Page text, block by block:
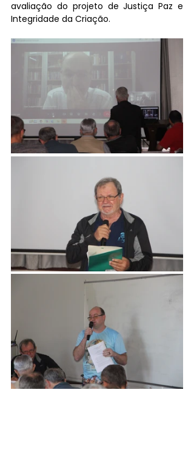
avaliação do projeto de Justiça Paz e
Integridade da Criação.